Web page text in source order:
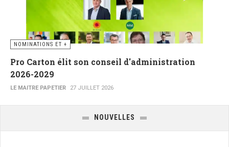
NOMINATIONS ET +
Pro Carton élit son conseil d'administration
2026-2029
LE MAITRE PAPETIER 27 JUILLET 2026
NOUVELLES